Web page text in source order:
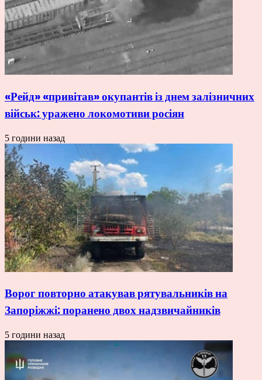
«Рейд» «привітав» окупантів із днем залізничних
військ: уражено локомотиви росіян
5 години назад
Ворог повторно атакував рятувальників на
Запоріжжі: поранено двох надзвичайників
5 години назад